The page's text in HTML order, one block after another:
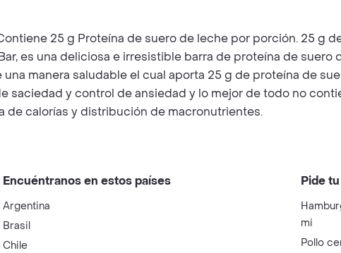
25 g Proteína de suero de leche por porción. 25 g
es una deliciosa e irresistible barra de proteína de
manera saludable el cual aporta 25 g de proteína de
saciedad y control de ansiedad y lo mejor de todo no
de calorías y distribución de macronutrientes.
Encuéntranos en estos países
Argentina
Brasil
Chile
Pide
mi
Pollo